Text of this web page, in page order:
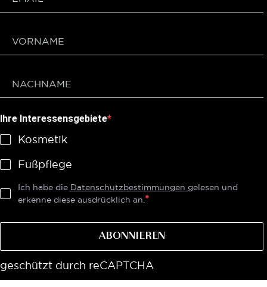
Ihre Interessensgebiete
Kosmetik
Fußpflege
Ich habe die Datenschutzbestimmungen gelesen und
erkenne diese ausdrücklich an.
ABONNIEREN
geschützt durch reCAPTCHA